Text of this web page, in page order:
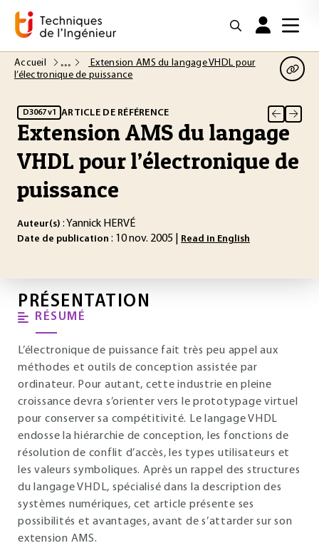
Accueil
Extension AMS du langage VHDL pour
l’électronique de puissance
D3067 v1 ARTICLE DE RÉFÉRENCE
Extension AMS du langage
VHDL pour l’électronique de
puissance
Auteur(s) : Yannick HERVÉ
Date de publication : 10 nov. 2005 | Read in English
PRÉSENTATION
RÉSUMÉ
L’électronique de puissance fait très peu appel aux
méthodes et outils de conception assistée par
ordinateur. Pour autant, cette industrie en pleine
croissance devra s’orienter vers le prototypage virtuel
pour conserver sa compétitivité. Le langage VHDL
endosse la hiérarchie de conception, les fonctions de
résolution de conflit d’accès, les types utilisateurs et
les valeurs symboliques. Après un rappel des structures
du langage VHDL, spécialisé dans la description des
systèmes numériques, cet article présente ses
possibilités et avantages, avant de s’attarder sur son
extension AMS.